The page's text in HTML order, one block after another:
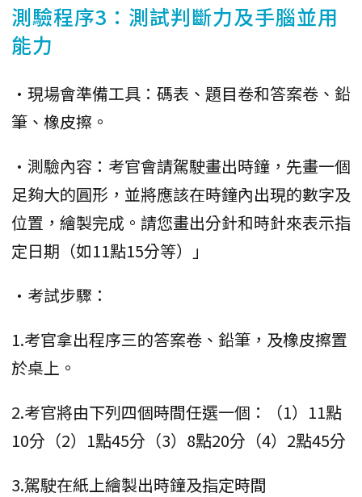
測驗程序3：測試判斷力及手腦並用
能力
•現場會準備工具：碼表、題目卷和答案卷、鉛
筆、橡皮擦。
•測驗內容：考官會請駕駛畫出時鐘，先畫一個
足夠大的圓形，並將應該在時鐘內出現的數字及
位置，繪製完成。請您畫出分針和時針來表示指
定日期（如11點15分等）」
•考試步驟：
1.考官拿出程序三的答案卷、鉛筆，及橡皮擦置
於桌上。
2.考官將由下列四個時間任選一個：（1）11點
10分（2）1點45分（3）8點20分（4）2點45分
3.駕駛在紙上繪製出時鐘及指定時間